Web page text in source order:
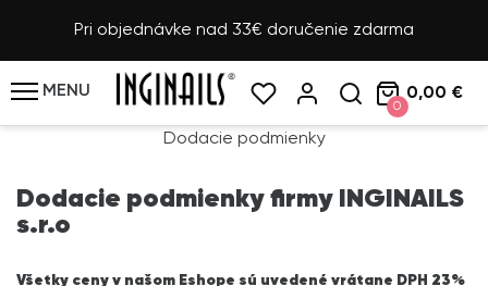
Pri objednávke nad 33€ doručenie zdarma
MENU
0
0,00 €
Dodacie podmienky
Dodacie podmienky firmy INGINAILS
s.r.o
Všetky ceny v našom Eshope sú uvedené vrátane DPH 23%